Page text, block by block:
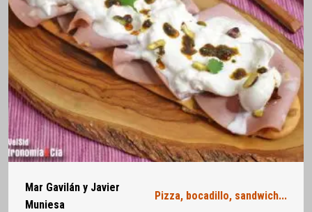
Mar Gavilán y Javier
Muniesa
Pizza, bocadillo, sandwich...